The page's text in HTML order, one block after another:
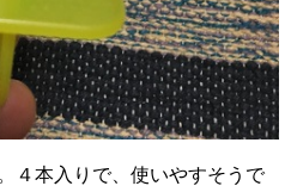
４本入りで、使いやすそうで